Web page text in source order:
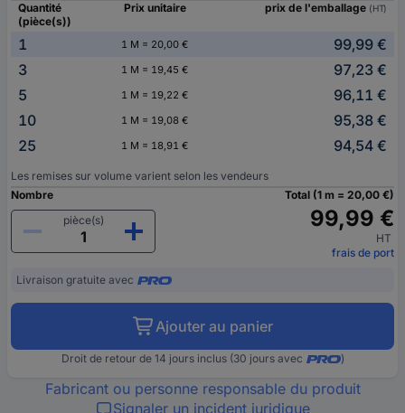
Quantité
(pièce(s))
Prix unitaire prix de l'emballage (HT)
1 1 M = 20,00 €
99,99 €
3
1 M = 19,45 €
97,23 €
5
1 M = 19,22 €
96,11 €
10
1 M = 19,08 €
95,38 €
25
1 M = 18,91 € 94,54 €
Les remises sur volume varient selon les vendeurs
Nombre
pièce(s)
Total (1 m = 20,00 €)
99,99 €
HT
frais de port
Livraison gratuite avec
Ajouter au panier
Droit de retour de 14 jours inclus (30 jours avec )
Fabricant ou personne responsable du produit
Signaler un incident juridique